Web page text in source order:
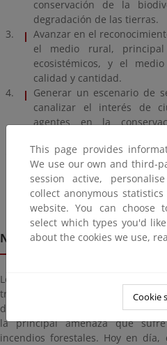
conservación de la
degradación de las tierras.
Avanzar en el
el medio rural,
ecosistémicos, y el
calidad y cantidad.
Generar un escenario de
canalizar el interés de
agentes en la
Visibilizar y promover
sostenible como
conservación de la
climático y asegurar la
forestales.
Need and opportunity for
Los efectos del
transformaciones en los
diversidad biológica, y generan
la principal amenaza que
incendios forestales. Hoy en
This page provides
We use our own and third-
session active,
collect anonymous
website. You can choose
select which types you'd
about the cookies we use,
Cookie